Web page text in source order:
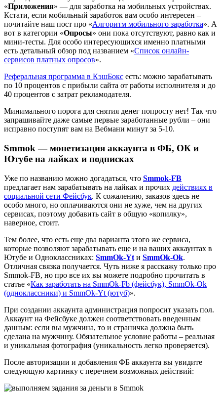
«Приложения» — для заработка на мобильных устройствах.
Кстати, если мобильный заработок вам особо интересен –
почитайте наш пост про «Алгоритм мобильного заработка». А
вот в категории «Опросы» они пока отсутствуют, равно как и
мини-тесты. Для особо интересующихся именно платными
есть детальный обзор под названием «Список онлайн-
сервисов платных опросов».
Реферальная программа в КэшБокс есть: можно зарабатывать
по 10 процентов с прибыли сайта от работы исполнителя и до
40 процентов с затрат рекламодателя.
Минимального порога для снятия денег попросту нет! Так что
запрашивайте даже самые первые заработанные рубли – они
исправно поступят вам на Вебмани минут за 5-10.
Smmok — монетизация аккаунта в ФБ, ОК и
Ютубе на лайках и подписках
Уже по названию можно догадаться, что Smmok-FB
предлагает нам зарабатывать на лайках и прочих действиях в
социальной сети Фейсбук. К сожалению, заказов здесь не
особо много, но оплачиваются они не хуже, чем на других
сервисах, поэтому добавить сайт в общую «копилку»,
наверное, стоит.
Тем более, что есть еще два варианта этого же сервиса,
которые позволяют зарабатывать еще и на ваших аккаунтах в
Ютубе и Одноклассниках: SmmOk-Yt и SmmOk-Ok.
Отличная связка получается. Чуть ниже я расскажу только про
Smmok-FB, но про все их вы можете подробно прочитать в
статье «Как заработать на SmmOk-Fb (фейсбук), SmmOk-Ok
(одноклассники) и SmmOk-Yt (ютуб)».
При создании аккаунта администрация попросит указать пол.
Аккаунт на Фейсбуке должен соответствовать введенным
данным: если вы мужчина, то и страничка должна быть
сделана на мужчину. Обязательное условие работы – реальная
и уникальная фотография (уникальность легко проверяется).
После авторизации и добавления ФБ аккаунта вы увидите
следующую картинку с перечнем возможных действий: